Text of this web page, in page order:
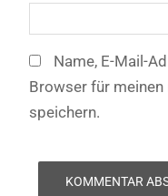
Name, E-Mail-
Browser für
speichern.